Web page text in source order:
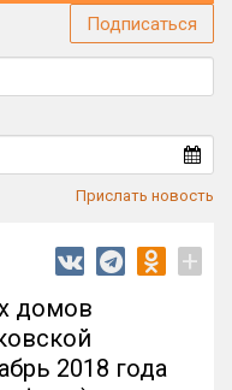
Подписаться
Прислать новость
+
домов
2018 года